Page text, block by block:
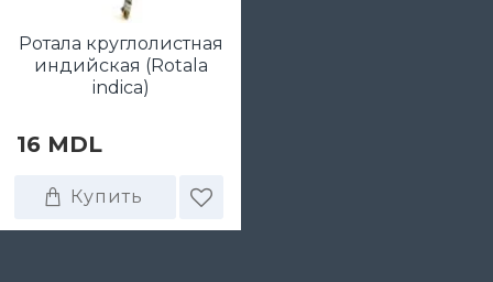
Ротала круглолистная
индийская (Rotala
indica)
16 MDL
Купить